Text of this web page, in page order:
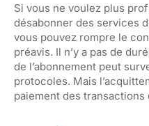
Si vous ne voulez plus
désabonner des services
vous pouvez rompre le
préavis. Il n’y a pas de
de l’abonnement peut
protocoles. Mais
paiement des transactions